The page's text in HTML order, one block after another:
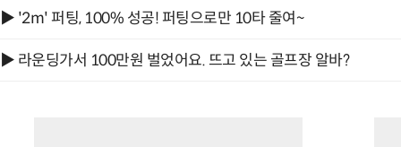
▶ '2m' 퍼팅, 100% 성공! 퍼팅으로만 10타 줄여~
▶ 라운딩가서 100만원 벌었어요. 뜨고 있는 골프장 알바?